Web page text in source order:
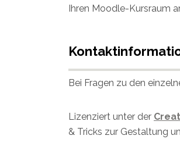
Ihren Moodle-Kursraum
Bei Fragen zu den
Lizenziert unter der
& Tricks zur Gestaltung